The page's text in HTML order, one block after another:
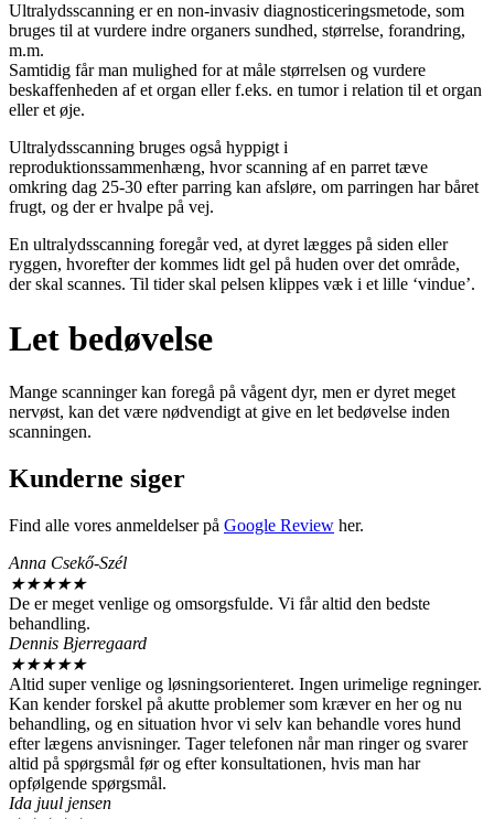
Ultralydsscanning er en non-invasiv diagnosticeringsmetode, som
bruges til at vurdere indre organers sundhed, størrelse, forandring,
m.m.
Samtidig får man mulighed for at måle størrelsen og vurdere
beskaffenheden af et organ eller f.eks. en tumor i relation til et organ
eller et øje.
Ultralydsscanning bruges også hyppigt i
reproduktionssammenhæng, hvor scanning af en parret tæve
omkring dag 25-30 efter parring kan afsløre, om parringen har båret
frugt, og der er hvalpe på vej.
En ultralydsscanning foregår ved, at dyret lægges på siden eller
ryggen, hvorefter der kommes lidt gel på huden over det område,
der skal scannes. Til tider skal pelsen klippes væk i et lille ‘vindue’.
Let bedøvelse
Mange scanninger kan foregå på vågent dyr, men er dyret meget
nervøst, kan det være nødvendigt at give en let bedøvelse inden
scanningen.
Kunderne siger
Find alle vores anmeldelser på Google Review her.
Anna Csekő-Szél
★★★★★
De er meget venlige og omsorgsfulde. Vi får altid den bedste
behandling.
Dennis Bjerregaard
★★★★★
Altid super venlige og løsningsorienteret. Ingen urimelige regninger.
Kan kender forskel på akutte problemer som kræver en her og nu
behandling, og en situation hvor vi selv kan behandle vores hund
efter lægens anvisninger. Tager telefonen når man ringer og svarer
altid på spørgsmål før og efter konsultationen, hvis man har
opfølgende spørgsmål.
Ida juul jensen